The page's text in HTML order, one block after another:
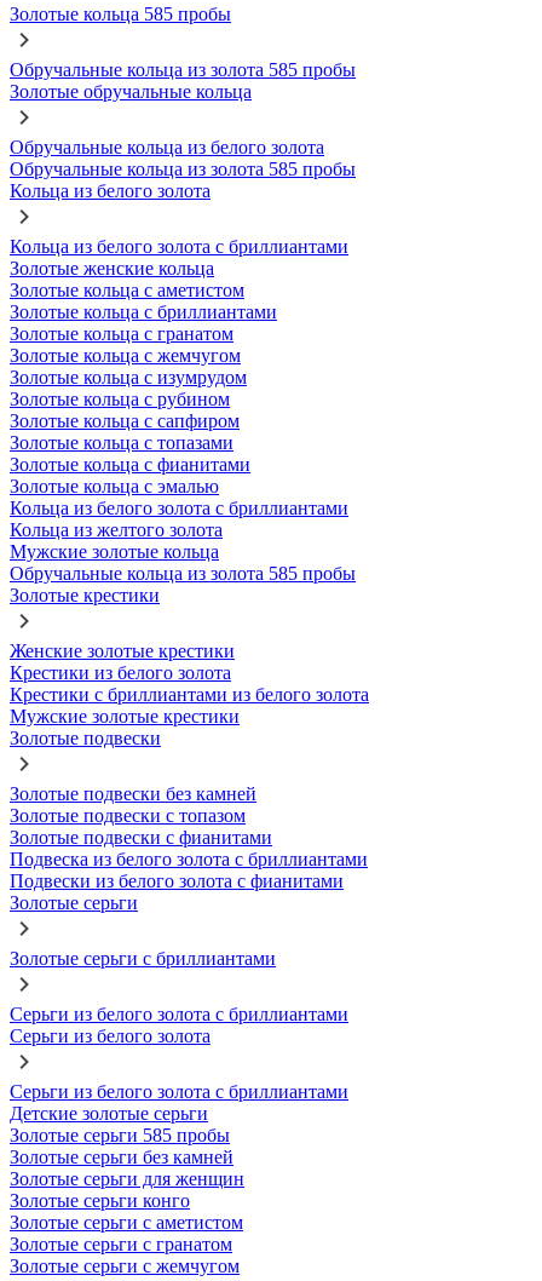
Золотые кольца 585 пробы
Обручальные кольца из золота 585 пробы
Золотые обручальные кольца
Обручальные кольца из белого золота
Обручальные кольца из золота 585 пробы
Кольца из белого золота
Кольца из белого золота с бриллиантами
Золотые женские кольца
Золотые кольца с аметистом
Золотые кольца с бриллиантами
Золотые кольца с гранатом
Золотые кольца с жемчугом
Золотые кольца с изумрудом
Золотые кольца с рубином
Золотые кольца с сапфиром
Золотые кольца с топазами
Золотые кольца с фианитами
Золотые кольца с эмалью
Кольца из белого золота с бриллиантами
Кольца из желтого золота
Мужские золотые кольца
Обручальные кольца из золота 585 пробы
Золотые крестики
Женские золотые крестики
Крестики из белого золота
Крестики с бриллиантами из белого золота
Мужские золотые крестики
Золотые подвески
Золотые подвески без камней
Золотые подвески с топазом
Золотые подвески с фианитами
Подвеска из белого золота с бриллиантами
Подвески из белого золота с фианитами
Золотые серьги
Золотые серьги с бриллиантами
Серьги из белого золота с бриллиантами
Серьги из белого золота
Серьги из белого золота с бриллиантами
Детские золотые серьги
Золотые серьги 585 пробы
Золотые серьги без камней
Золотые серьги для женщин
Золотые серьги конго
Золотые серьги с аметистом
Золотые серьги с гранатом
Золотые серьги с жемчугом